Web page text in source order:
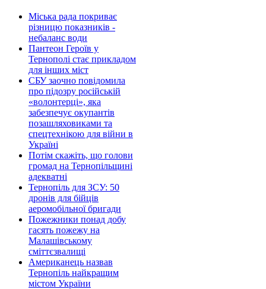
Міська рада покриває
різницю показників -
небаланс води
Пантеон Героїв у
Тернополі стає прикладом
для інших міст
СБУ заочно повідомила
про підозру російській
«волонтерці», яка
забезпечує окупантів
позашляховиками та
спецтехнікою для війни в
Україні
Потім скажіть, що голови
громад на Тернопільщині
адекватні
Тернопіль для ЗСУ: 50
дронів для бійців
аеромобільної бригади
Пожежники понад добу
гасять пожежу на
Малашівському
сміттєзвалищі
Американець назвав
Тернопіль найкращим
містом України